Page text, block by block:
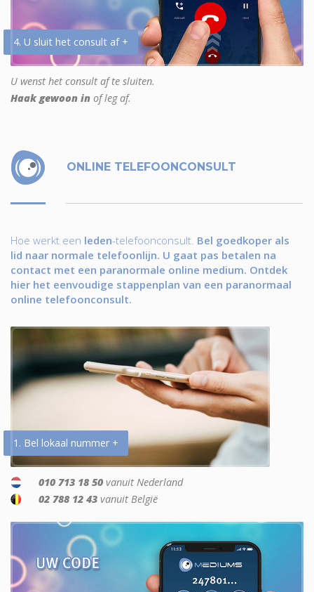
4. U sluit het consult af +
U wenst het consult af te sluiten.
Haak gewoon in of leg af.
ONLINE TELEFOONCONSULT
Hoe werkt een leden-telefoonconsult. Bel goedkoper als
lid naar normale telefoonlijn. U gaat pas betalen na
contact met een paranormale online medium. Ontdek
hier het eenvoudige stappenplan van een paranormaal
online telefoonconsult.
1. Bel lokaal nummer +
010 713 18 50 vanuit Nederland
02 788 12 43 vanuit België